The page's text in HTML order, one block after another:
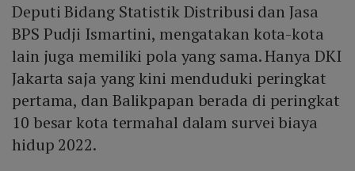
Deputi Bidang Statistik Distribusi dan Jasa
BPS Pudji Ismartini, mengatakan kota-kota
lain juga memiliki pola yang sama. Hanya DKI
Jakarta saja yang kini menduduki peringkat
pertama, dan Balikpapan berada di peringkat
10 besar kota termahal dalam survei biaya
hidup 2022.